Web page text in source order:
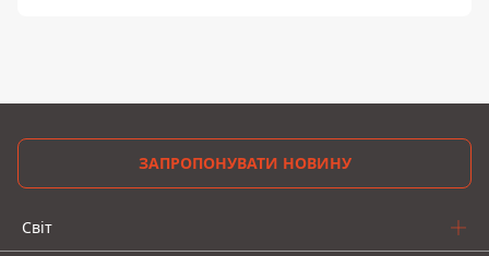
ЗАПРОПОНУВАТИ НОВИНУ
Світ